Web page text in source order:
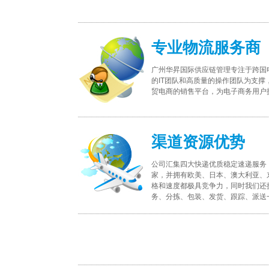
专业物流服务商
广州华昇国际供应链管理专注于跨
的IT团队和高质量的操作团队为支撑
贸电商的销售平台，为电子商务用
渠道资源优势
公司汇集四大快递优质稳定速递服
家，并拥有欧美、日本、澳大利亚
格和速度都极具竞争力，同时我们
务、分拣、包装、发货、跟踪、派